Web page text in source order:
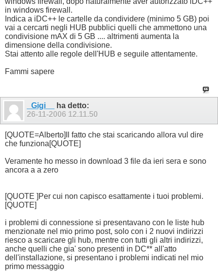
in windows firewall.
Indica a iDC++ le cartelle da condividere (minimo 5 GB) poi
vai a cercarti negli HUB pubblici quelli che ammettono una
condivisione mAX di 5 GB .... altrimenti aumenta la
dimensione della condivisione.
Stai attento alle regole dell'HUB e seguile attentamente.
Fammi sapere
_Gigi__
ha detto:
26-11-2006 12.11.50
[QUOTE=Alberto]Il fatto che stai scaricando allora vul dire
che funziona[QUOTE]
Veramente ho messo in download 3 file da ieri sera e sono
ancora a a zero
[QUOTE ]Per cui non capisco esattamente i tuoi problemi.
[QUOTE]
i problemi di connessione si presentavano con le liste hub
menzionate nel mio primo post, solo con i 2 nuovi indirizzi
riesco a scaricare gli hub, mentre con tutti gli altri indirizzi,
anche quelli che gia' sono presenti in DC** all'atto
dell'installazione, si presentano i problemi indicati nel mio
primo messaggio